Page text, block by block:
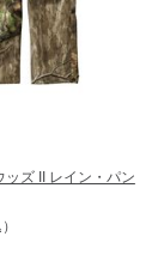
ッズ II レイン・パン